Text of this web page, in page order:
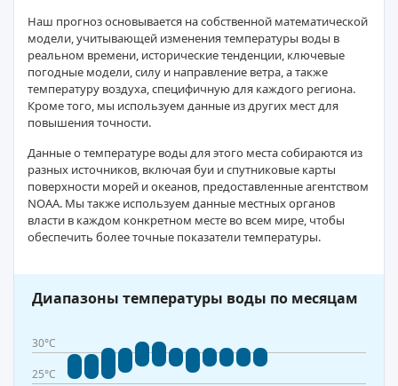
Наш прогноз основывается на собственной математической
модели, учитывающей изменения температуры воды в
реальном времени, исторические тенденции, ключевые
погодные модели, силу и направление ветра, а также
температуру воздуха, специфичную для каждого региона.
Кроме того, мы используем данные из других мест для
повышения точности.
Данные о температуре воды для этого места собираются из
разных источников, включая буи и спутниковые карты
поверхности морей и океанов, предоставленные агентством
NOAA. Мы также используем данные местных органов
власти в каждом конкретном месте во всем мире, чтобы
обеспечить более точные показатели температуры.
Диапазоны температуры воды по месяцам
30°C
25°C